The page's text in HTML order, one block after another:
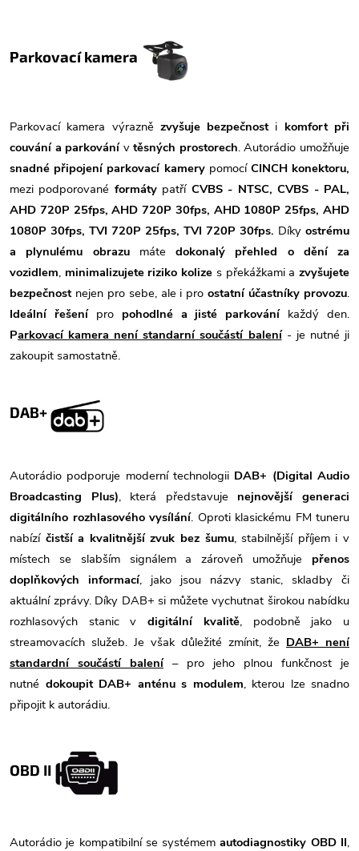
Parkovací kamera
Parkovací kamera výrazně zvyšuje bezpečnosti komfort při
couvání a parkovánívtěsných prostorech. Autorádio umožňuje
snadné připojení parkovací kamerypomocí CINCH konektoru,
mezi podporované formáty patříCVBS - NTSC, CVBS - PAL,
AHD 720P 25fps, AHD 720P 30fps, AHD 1080P 25fps, AHD
1080P 30fps, TVI 720P 25fps, TVI 720P 30fps. Díky ostrému
a plynulému obrazumáte dokonalý přehled o dění za
vozidlem, minimalizujete riziko kolize s překážkami azvyšujete
bezpečnostnejen pro sebe, ale i proostatní účastníky provozu.
Ideální řešenípro pohodlné a jisté parkováníkaždý den.
Parkovací kamera není standarní součástí balení- je nutné ji
zakoupit samostatně.
DAB+
Autorádio podporuje moderní technologii DAB+ (Digital Audio
Broadcasting Plus), která představuje
nejnovější generaci
digitálního rozhlasového vysílání. Oproti klasickému FM tuneru
nabízí čistší a kvalitnější zvuk bez šumu, stabilnější příjem i v
místech se slabším signálem a zároveň umožňuje
přenos
doplňkových informací, jako jsou názvy stanic, skladby či
aktuální zprávy. Díky DAB+ si můžete vychutnat širokou nabídku
rozhlasových stanic v
digitální kvalitě, podobně jako u
streamovacích služeb. Je však důležité zmínit, že DAB+ není
standardní součástí balení – pro jeho plnou funkčnost je
nutné dokoupit DAB+ anténu s modulem, kterou lze snadno
připojit k autorádiu.
OBD II
Autorádio je kompatibilní se systémem autodiagnostiky OBD II,